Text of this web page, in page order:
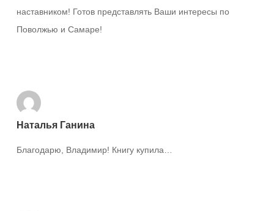
наставником! Готов представлять Ваши интересы по
Поволжью и Самаре!
Наталья Ганина
Благодарю, Владимир! Книгу купила…